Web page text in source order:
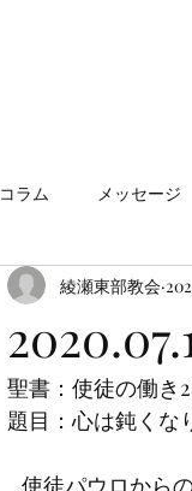
コラム メッセージ
綾瀬東部教会
聖書：使徒の働き
題目：心は鈍くな